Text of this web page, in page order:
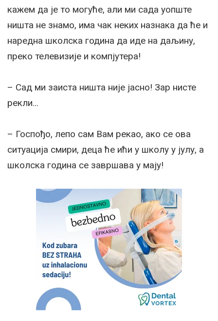
кажем да је то могуће, али ми сада уопште
ништа не знамо, има чак неких назнака да ће и
наредна школска година да иде на даљину,
преко телевизије и компјутера!
– Сад ми заиста ништа није јасно! Зар нисте
рекли…
– Госпођо, лепо сам Вам рекао, ако се ова
ситуација смири, деца ће ићи у школу у јулу, а
школска година се завршава у мају!